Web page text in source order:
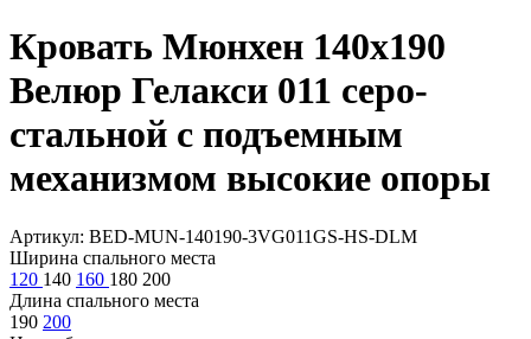
Кровать Мюнхен 140х190
Велюр Гелакси 011 серо-
стальной с подъемным
механизмом высокие опоры
Артикул: BED-MUN-140190-3VG011GS-HS-DLM
Ширина спального места
120 140 160 180 200
Длина спального места
190 200